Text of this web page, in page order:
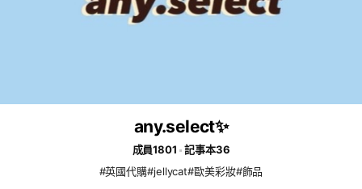
any.select✨
成員1801
記事本36
#英國代購#jellycat#歐美彩妝#飾品